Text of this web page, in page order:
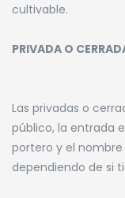
cultivable.
PRIVADA O
Las privadas o
público, la entrada
portero y el
dependiendo de si